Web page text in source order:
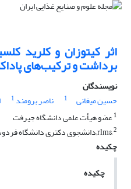
اثر کیتوزان و کلرید
برداشت و ترکیب‌های
نویسندگان
حسین میغانی
1 ناصر برومند 1
1عضو هیأت علمی دانشگاه جیرفت
2&rlm;دانشجوی دکتری دانشگاه فردوسی مشهد&rlm;
چکیده
چکیده